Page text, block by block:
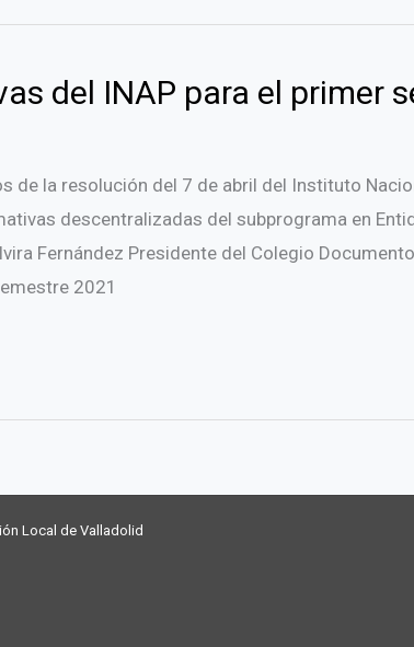
del INAP para el primer
de la resolución del 7 de abril del Instituto
descentralizadas del subprograma en
Fernández Presidente del Colegio
2021
Local de Valladolid